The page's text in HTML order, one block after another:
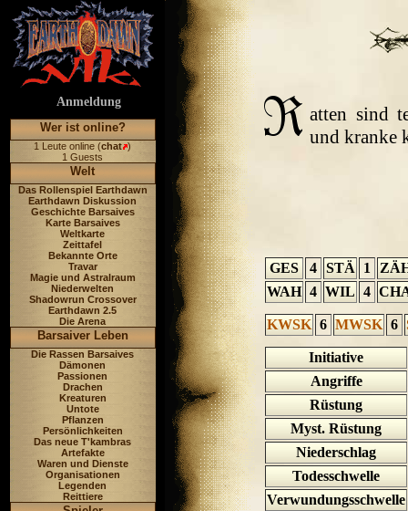
Anmeldung
Wer ist online?
1 Leute online (chat )
1 Guests
Welt
Das Rollenspiel Earthdawn
Earthdawn Diskussion
Geschichte Barsaives
Karte Barsaives
Weltkarte
Zeittafel
Bekannte Orte
Travar
Magie und Astralraum
Niederwelten
Shadowrun Crossover
Earthdawn 2.5
Die Arena
Barsaiver Leben
Die Rassen Barsaives
Dämonen
Passionen
Drachen
Kreaturen
Untote
Pflanzen
Persönlichkeiten
Das neue T'kambras
Artefakte
Waren und Dienste
Organisationen
Legenden
Reittiere
atten sind
und kranke
GES 4 STÄ 1
WAH 4 WIL 4
KWSK 6 MWSK 6
Initiative
Angriffe
Rüstung
Myst. Rüstung
Niederschlag
Todesschwelle
Verwundungsschwelle